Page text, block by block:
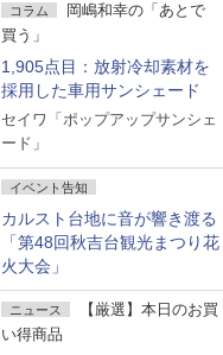
コラム
岡嶋和幸の「あとで
買う」
1,905点目：放射冷却素材を
採用した車用サンシェード
セイワ「ポップアップサンシェ
ード」
イベント告知
カルスト台地に音が響き渡る
「第48回秋吉台観光まつり花
火大会」
ニュース
【厳選】本日のお買
い得商品